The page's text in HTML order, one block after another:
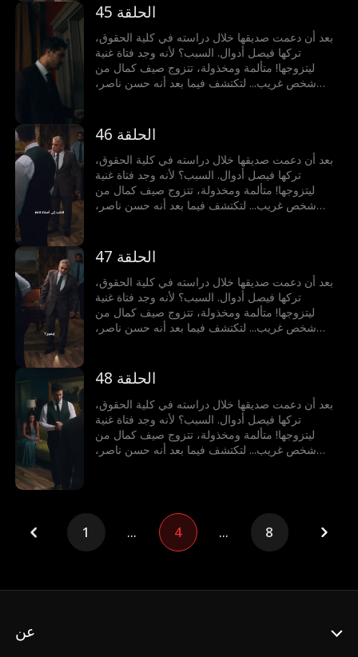
الحلقة 45
بعد أن دعمت صديقها خلال دراسته في كلية الحقوق،
تركها فيصل أدوال. السبب؟ لأنه وجد فتاة غنية
ليتزوجها! متألمة ومخذولة، تتزوج صيف كمال من
شخص غريب... لتكتشف فيما بعد أنه حسن ناصر،
الحلقة 46
بعد أن دعمت صديقها خلال دراسته في كلية الحقوق،
تركها فيصل أدوال. السبب؟ لأنه وجد فتاة غنية
ليتزوجها! متألمة ومخذولة، تتزوج صيف كمال من
شخص غريب... لتكتشف فيما بعد أنه حسن ناصر،
الحلقة 47
بعد أن دعمت صديقها خلال دراسته في كلية الحقوق،
تركها فيصل أدوال. السبب؟ لأنه وجد فتاة غنية
ليتزوجها! متألمة ومخذولة، تتزوج صيف كمال من
شخص غريب... لتكتشف فيما بعد أنه حسن ناصر،
الحلقة 48
بعد أن دعمت صديقها خلال دراسته في كلية الحقوق،
تركها فيصل أدوال. السبب؟ لأنه وجد فتاة غنية
ليتزوجها! متألمة ومخذولة، تتزوج صيف كمال من
شخص غريب... لتكتشف فيما بعد أنه حسن ناصر،
1 ... 4 ... 8
عن